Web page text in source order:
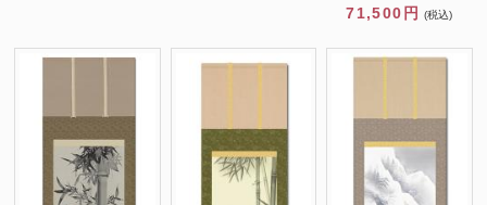
71,500円
(税込)